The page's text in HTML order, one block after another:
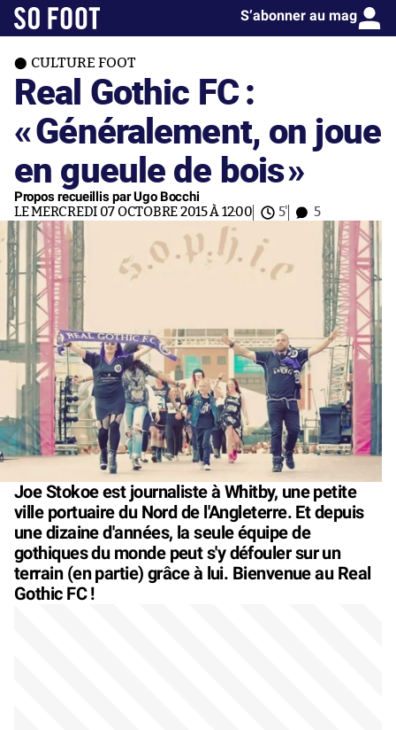
S’abonner au mag
CULTURE FOOT
Real Gothic FC :
«Généralement, on joue
en gueule de bois»
Propos recueillis par Ugo Bocchi
LE MERCREDI 07 OCTOBRE 2015 À 12:00 5' 5
Joe Stokoe est journaliste à Whitby, une petite
ville portuaire du Nord de l'Angleterre. Et depuis
une dizaine d'années, la seule équipe de
gothiques du monde peut s'y défouler sur un
terrain (en partie) grâce à lui. Bienvenue au Real
Gothic FC !